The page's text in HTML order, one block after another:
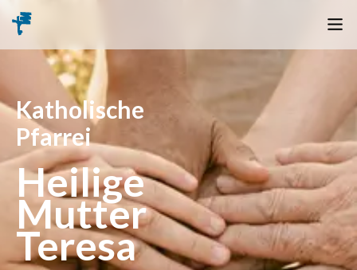
Katholische
Pfarrei
Heilige
Mutter
Teresa